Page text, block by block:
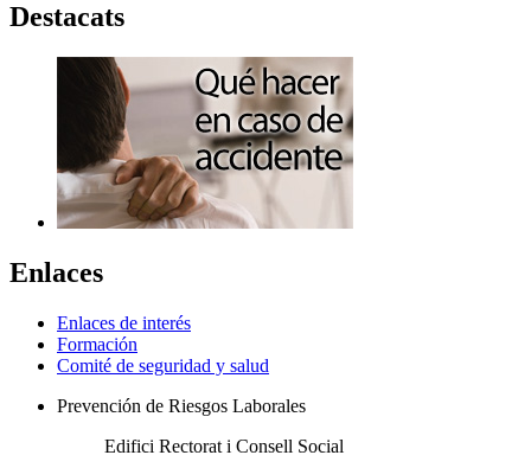
Destacats
Enlaces
Enlaces de interés
Formación
Comité de seguridad y salud
Prevención de Riesgos Laborales
Edifici Rectorat i Consell Social